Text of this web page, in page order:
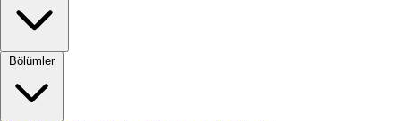
Bölümler